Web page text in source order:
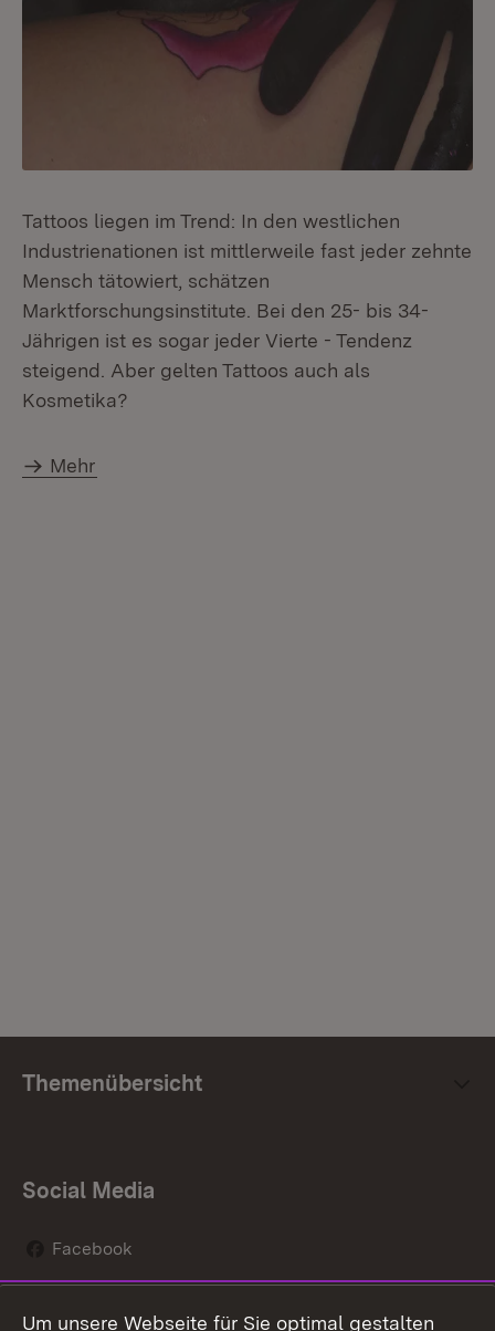
Tattoos liegen im Trend: In den westlichen
Industrienationen ist mittlerweile fast jeder zehnte
Mensch tätowiert, schätzen
Marktforschungsinstitute. Bei den 25- bis 34-
Jährigen ist es sogar jeder Vierte - Tendenz
steigend. Aber gelten Tattoos auch als
Kosmetika?
Mehr
Themenübersicht
Social Media
Facebook
Um unsere Webseite für Sie optimal gestalten